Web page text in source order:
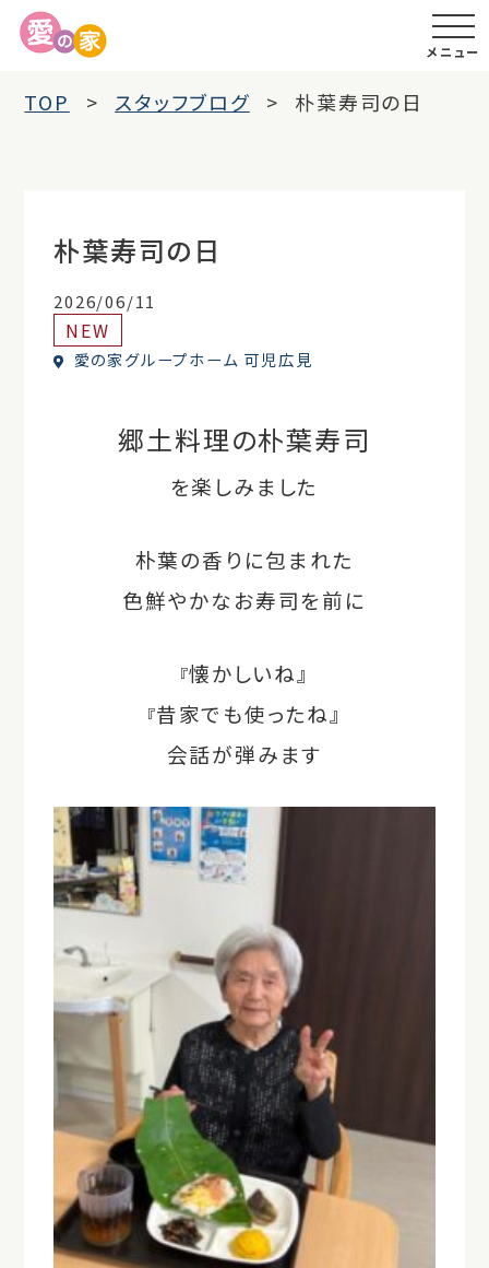
メニュー
TOP スタッフブログ 朴葉寿司の日
朴葉寿司の日
2026/06/11
NEW
愛の家グループホーム 可児広見
郷土料理の朴葉寿司
を楽しみました
朴葉の香りに包まれた
色鮮やかなお寿司を前に
『懐かしいね』
『昔家でも使ったね』
会話が弾みます